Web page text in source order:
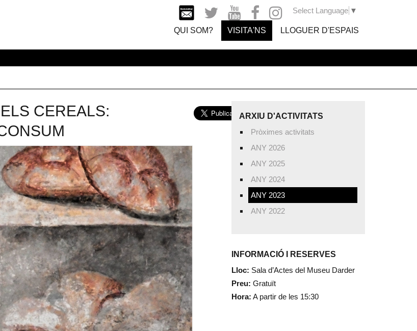
Select Language ▼
QUI SOM? VISITA'NS LLOGUER D'ESPAIS
CEREALS:
ARXIU D'ACTIVITATS
Pròximes activitats
ANY 2026
ANY 2025
ANY 2024
ANY 2023
ANY 2022
INFORMACIÓ I RESERVES
Lloc: Sala d’Actes del Museu Darder
Preu: Gratuït
Hora: A partir de les 15:30